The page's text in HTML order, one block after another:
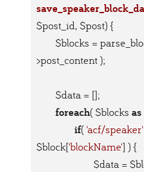
$post_id, $post) {
	$blocks = parse_blocks( $post-
>post_content );
	$data = [];
foreach( $blocks as
if( 'acf/speaker'
$block['blockName'] ) {
$data =